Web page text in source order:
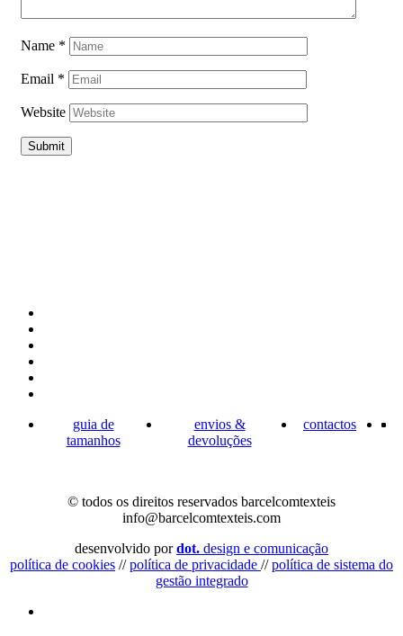
Name *
Email *
Website
guia de
tamanhos
envios &
devoluções
contactos
© todos os direitos reservados barcelcomtexteis
info@barcelcomtexteis.com
desenvolvido pordot. design e comunicação
política de cookies //política de privacidade //política de sistema do
gestão integrado